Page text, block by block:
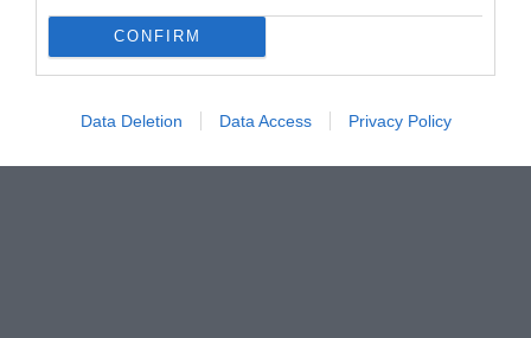
CONFIRM
Data Deletion Data Access Privacy Policy